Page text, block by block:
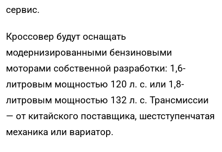
сервис.
Кроссовер будут оснащать
модернизированными бензиновыми
моторами собственной разработки: 1,6-
литровым мощностью 120 л. с. или 1,8-
литровым мощностью 132 л. с. Трансмиссии
— от китайского поставщика, шестступенчатая
механика или вариатор.